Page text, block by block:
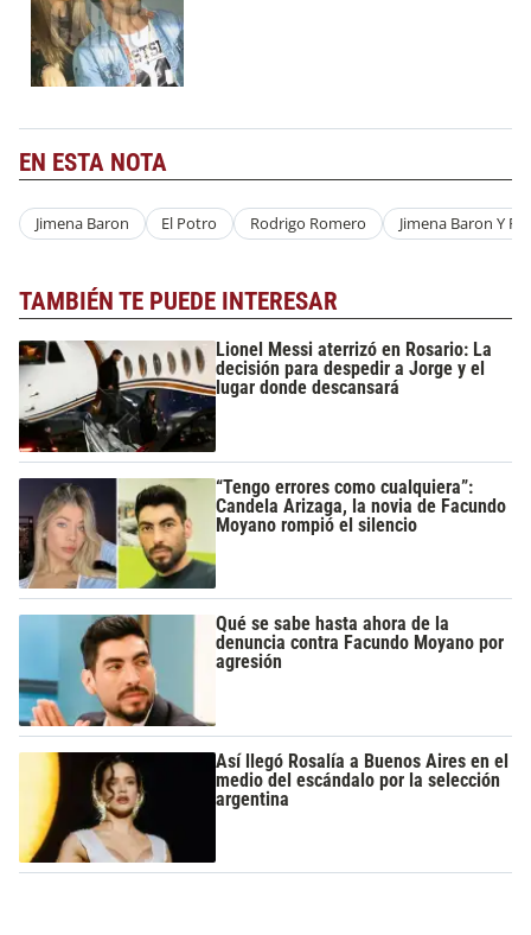
EN ESTA NOTA
Jimena Baron El Potro Rodrigo Romero Jimena Baron Y
TAMBIÉN TE PUEDE INTERESAR
Lionel Messi aterrizó en Rosario: La
decisión para despedir a Jorge y el
lugar donde descansará
“Tengo errores como cualquiera”:
Candela Arizaga, la novia de Facundo
Moyano rompió el silencio
Qué se sabe hasta ahora de la
denuncia contra Facundo Moyano por
agresión
Así llegó Rosalía a Buenos Aires en el
medio del escándalo por la selección
argentina